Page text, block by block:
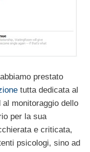
prestato
tutta dedicata al
monitoraggio dello
per la sua
e criticata,
psicologi, sino ad